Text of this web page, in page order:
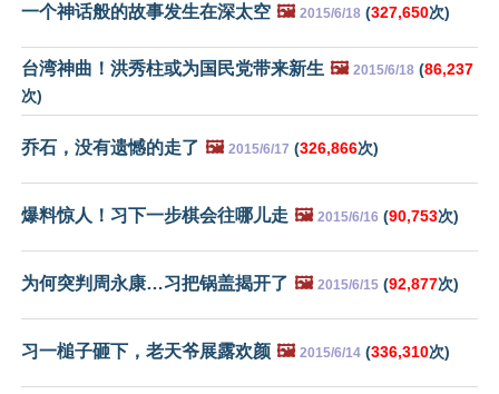
一个神话般的故事发生在深太空 🖼️ 2015/6/18 (327,650次)
台湾神曲！洪秀柱或为国民党带来新生 🖼️ 2015/6/18 (86,237
次)
乔石，没有遗憾的走了 🖼️ 2015/6/17 (326,866次)
爆料惊人！习下一步棋会往哪儿走 🖼️ 2015/6/16 (90,753次)
为何突判周永康…习把锅盖揭开了 🖼️ 2015/6/15 (92,877次)
习一槌子砸下，老天爷展露欢颜 🖼️ 2015/6/14 (336,310次)